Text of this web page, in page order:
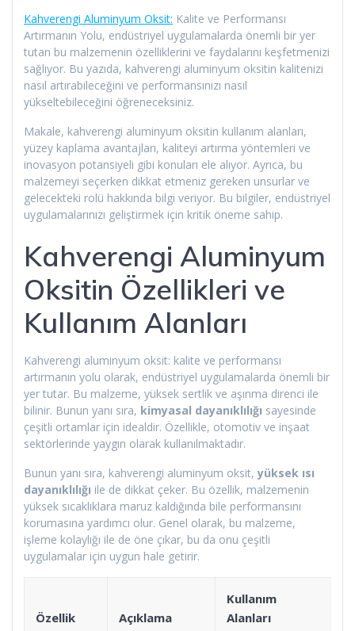
Kahverengi Aluminyum Oksit: Kalite ve Performansı
Artırmanın Yolu, endüstriyel uygulamalarda önemli bir yer
tutan bu malzemenin özelliklerini ve faydalarını keşfetmenizi
sağlıyor. Bu yazıda, kahverengi aluminyum oksitin kalitenizi
nasıl artırabileceğini ve performansınızı nasıl
yükseltebileceğini öğreneceksiniz.
Makale, kahverengi aluminyum oksitin kullanım alanları,
yüzey kaplama avantajları, kaliteyi artırma yöntemleri ve
inovasyon potansiyeli gibi konuları ele alıyor. Ayrıca, bu
malzemeyi seçerken dikkat etmeniz gereken unsurlar ve
gelecekteki rolü hakkında bilgi veriyor. Bu bilgiler, endüstriyel
uygulamalarınızı geliştirmek için kritik öneme sahip.
Kahverengi Aluminyum
Oksitin Özellikleri ve
Kullanım Alanları
Kahverengi aluminyum oksit: kalite ve performansı
artırmanın yolu olarak, endüstriyel uygulamalarda önemli bir
yer tutar. Bu malzeme, yüksek sertlik ve aşınma direnci ile
bilinir. Bunun yanı sıra, kimyasal dayanıklılığı sayesinde
çeşitli ortamlar için idealdir. Özellikle, otomotiv ve inşaat
sektörlerinde yaygın olarak kullanılmaktadır.
Bunun yanı sıra, kahverengi aluminyum oksit,yüksek ısı
dayanıklılığı ile de dikkat çeker. Bu özellik, malzemenin
yüksek sıcaklıklara maruz kaldığında bile performansını
korumasına yardımcı olur. Genel olarak, bu malzeme,
işleme kolaylığı ile de öne çıkar, bu da onu çeşitli
uygulamalar için uygun hale getirir.
Özellik Açıklama
Kullanım
Alanları